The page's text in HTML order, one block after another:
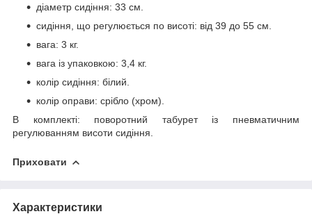
діаметр сидіння: 33 см.
сидіння, що регулюється по висоті: від 39 до 55 см.
вага: 3 кг.
вага із упаковкою: 3,4 кг.
колір сидіння: білий.
колір оправи: срібло (хром).
В комплекті: поворотний табурет із пневматичним
регулюванням висоти сидіння.
Приховати
Характеристики